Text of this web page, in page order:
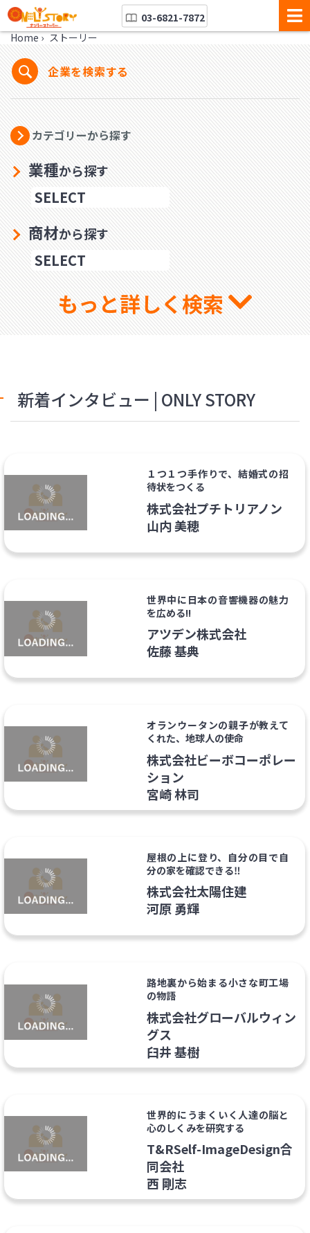
03-6821-7872
Home › ストーリー
企業を検索する
カテゴリーから探す
業種から探す
商材から探す
もっと詳しく検索
新着インタビュー | ONLY STORY
１つ１つ手作りで、結婚式の招
待状をつくる
株式会社プチトリアノン
山内 美穂
世界中に日本の音響機器の魅力
を広める!!
アツデン株式会社
佐藤 基典
オランウータンの親子が教えて
くれた、地球人の使命
株式会社ビーボコーポレー
ション
宮崎 林司
屋根の上に登り、自分の目で自
分の家を確認できる‼
株式会社太陽住建
河原 勇輝
路地裏から始まる小さな町工場
の物語
株式会社グローバルウィン
グス
臼井 基樹
世界的にうまくいく人達の脳と
心のしくみを研究する
T&RSelf-ImageDesign合
同会社
西 剛志